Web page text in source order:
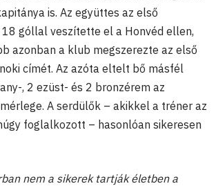
is. Az együttes az első
góllal veszítette el a Honvéd ellen,
azonban a klub megszerezte az első
címét. Az azóta eltelt bő másfél
, 2 ezüst- és 2 bronzérem az
A serdülők – akikkel a tréner az
foglalkozott – hasonlóan sikeresen
nem a sikerek tartják életben a